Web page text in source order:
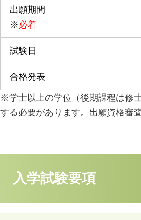
出願期間
※必着
試験日
合格発表
※学士以上の学位（後期課程は修
する必要があります。出願資格審
入学試験要項